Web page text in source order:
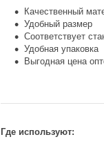
Качественный
Удобный размер
Соответствует
Удобная упаковка
Выгодная цена
Где используют: